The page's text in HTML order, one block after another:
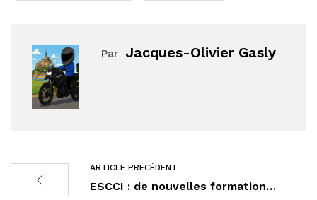
Par Jacques-Olivier Gasly
ARTICLE PRÉCÉDENT
ESCCI : de nouvelles formation…